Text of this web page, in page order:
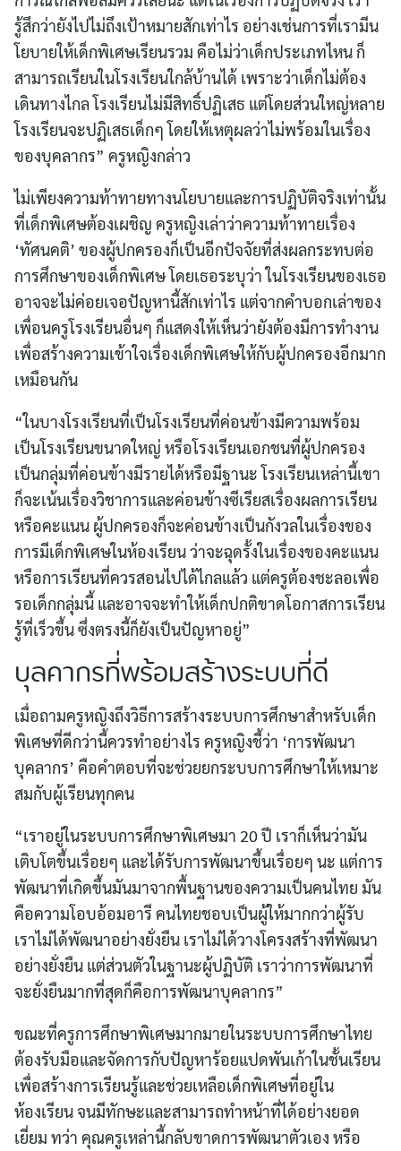
Search
for:
รู้สึกว่ายังไปไม่ถึงเป้าหมายสักเท่าไร อย่างเช่นการที่เรามีน
โยบายให้เด็กพิเศษเรียนรวม คือไม่ว่าเด็กประเภทไหน ก็
สามารถเรียนในโรงเรียนใกล้บ้านได้ เพราะว่าเด็กไม่ต้อง
เดินทางไกล โรงเรียนไม่มีสิทธิ์ปฏิเสธ แต่โดยส่วนใหญ่หลาย
โรงเรียนจะปฏิเสธเด็กๆ โดยให้เหตุผลว่าไม่พร้อมในเรื่อง
ของบุคลากร” ครูหญิงกล่าว
ไม่เพียงความท้าทายทางนโยบายและการปฏิบัติจริงเท่านั้น
ที่เด็กพิเศษต้องเผชิญ ครูหญิงเล่าว่าความท้าทายเรื่อง
‘ทัศนคติ’ ของผู้ปกครองก็เป็นอีกปัจจัยที่ส่งผลกระทบต่อ
การศึกษาของเด็กพิเศษ โดยเธอระบุว่า ในโรงเรียนของเธอ
อาจจะไม่ค่อยเจอปัญหานี้สักเท่าไร แต่จากคำบอกเล่าของ
เพื่อนครูโรงเรียนอื่นๆ ก็แสดงให้เห็นว่ายังต้องมีการทำงาน
เพื่อสร้างความเข้าใจเรื่องเด็กพิเศษให้กับผู้ปกครองอีกมาก
เหมือนกัน
“ในบางโรงเรียนที่เป็นโรงเรียนที่ค่อนข้างมีความพร้อม
เป็นโรงเรียนขนาดใหญ่ หรือโรงเรียนเอกชนที่ผู้ปกครอง
เป็นกลุ่มที่ค่อนข้างมีรายได้หรือมีฐานะ โรงเรียนเหล่านี้เขา
ก็จะเน้นเรื่องวิชาการและค่อนข้างซีเรียสเรื่องผลการเรียน
หรือคะแนน ผู้ปกครองก็จะค่อนข้างเป็นกังวลในเรื่องของ
การมีเด็กพิเศษในห้องเรียน ว่าจะฉุดรั้งในเรื่องของคะแนน
หรือการเรียนที่ควรสอนไปได้ไกลแล้ว แต่ครูต้องชะลอเพื่อ
รอเด็กกลุ่มนี้ และอาจจะทำให้เด็กปกติขาดโอกาสการเรียน
รู้ที่เร็วขึ้น ซึ่งตรงนี้ก็ยังเป็นปัญหาอยู่”
บุลคากรที่พร้อมสร้างระบบที่ดี
เมื่อถามครูหญิงถึงวิธีการสร้างระบบการศึกษาสำหรับเด็ก
พิเศษที่ดีกว่านี้ควรทำอย่างไร ครูหญิงชี้ว่า ‘การพัฒนา
บุคลากร’ คือคำตอบที่จะช่วยยกระบบการศึกษาให้เหมาะ
สมกับผู้เรียนทุกคน
“เราอยู่ในระบบการศึกษาพิเศษมา 20 ปี เราก็เห็นว่ามัน
เติบโตขึ้นเรื่อยๆ และได้รับการพัฒนาขึ้นเรื่อยๆ นะ แต่การ
พัฒนาที่เกิดขึ้นมันมาจากพื้นฐานของความเป็นคนไทย มัน
คือความโอบอ้อมอารี คนไทยชอบเป็นผู้ให้มากกว่าผู้รับ
เราไม่ได้พัฒนาอย่างยั่งยืน เราไม่ได้วางโครงสร้างที่พัฒนา
อย่างยั่งยืน แต่ส่วนตัวในฐานะผู้ปฏิบัติ เราว่าการพัฒนาที่
จะยั่งยืนมากที่สุดก็คือการพัฒนาบุคลากร”
ขณะที่ครูการศึกษาพิเศษมากมายในระบบการศึกษาไทย
ต้องรับมือและจัดการกับปัญหาร้อยแปดพันเก้าในชั้นเรียน
เพื่อสร้างการเรียนรู้และช่วยเหลือเด็กพิเศษที่อยู่ใน
ห้องเรียน จนมีทักษะและสามารถทำหน้าที่ได้อย่างยอด
เยี่ยม ทว่า คุณครูเหล่านี้กลับขาดการพัฒนาตัวเอง หรือ